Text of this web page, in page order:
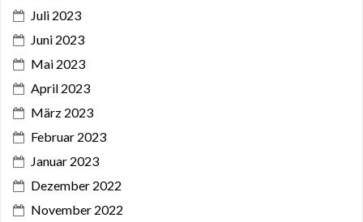
Juli 2023
Juni 2023
Mai 2023
April 2023
März 2023
Februar 2023
Januar 2023
Dezember 2022
November 2022